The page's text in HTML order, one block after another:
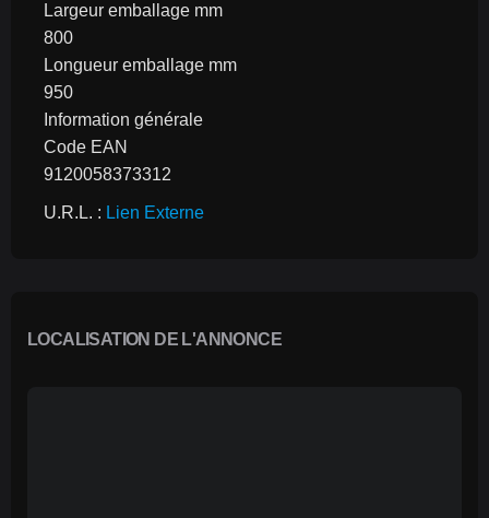
Largeur emballage mm
800
Longueur emballage mm
950
Information générale
Code EAN
9120058373312
U.R.L. : Lien Externe
LOCALISATION DE L'ANNONCE